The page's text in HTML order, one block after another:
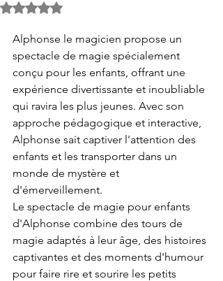
Noté NaN étoiles sur 5.
Alphonse le magicien propose un
spectacle de magie spécialement
conçu pour les enfants, offrant une
expérience divertissante et inoubliable
qui ravira les plus jeunes. Avec son
approche pédagogique et interactive,
Alphonse sait captiver l'attention des
enfants et les transporter dans un
monde de mystère et
d'émerveillement.
Le spectacle de magie pour enfants
d'Alphonse combine des tours de
magie adaptés à leur âge, des histoires
captivantes et des moments d'humour
pour faire rire et sourire les petits